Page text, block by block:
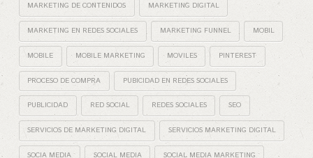
MARKETING DE CONTENIDOS MARKETING DIGITAL
MARKETING EN REDES SOCIALES MARKETING FUNNEL MOBIL
MOBILE MOBILE MARKETING MOVILES PINTEREST
PROCESO DE COMPRA PUBICIDAD EN REDES SOCIALES
PUBLICIDAD RED SOCIAL REDES SOCIALES SEO
SERVICIOS DE MARKETING DIGITAL SERVICIOS MARKETING DIGITAL
SOCIA MEDIA SOCIAL MEDIA SOCIAL MEDIA MARKETING